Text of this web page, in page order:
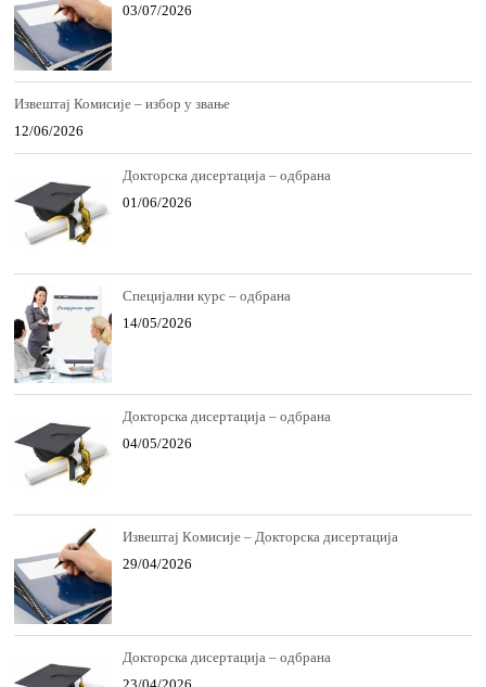
03/07/2026
Извештај Комисије – избор у звање
12/06/2026
Докторска дисертација – одбрана
01/06/2026
Специјални курс – одбрана
14/05/2026
Докторска дисертација – одбрана
04/05/2026
Извeштaj Кoмисиje – Докторска дисертација
29/04/2026
Докторска дисертација – одбрана